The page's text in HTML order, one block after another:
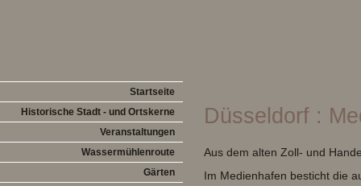
Startseite
Historische Stadt - und Ortskerne
Veranstaltungen
Wassermühlenroute
Gärten
Düsseldorf :
Aus dem alten Zoll- und
Im Medienhafen besticht die